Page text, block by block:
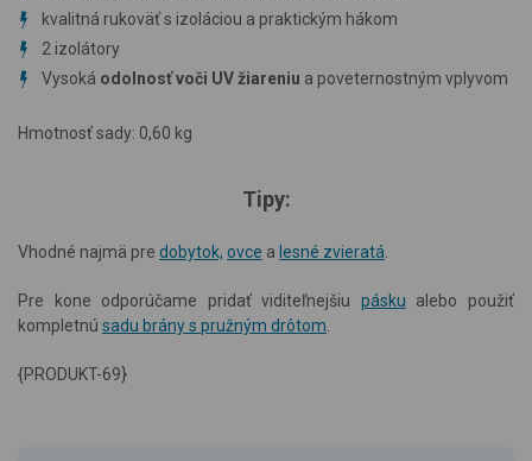
kvalitná rukoväť s izoláciou a praktickým hákom
2 izolátory
Vysoká odolnosť voči UV žiareniu a poveternostným vplyvom
Hmotnosť sady: 0,60 kg
Tipy:
Vhodné najmä pre dobytok, ovce a lesné zvieratá
Pre kone odporúčame pridať viditeľnejšiu pásku alebo použiť
kompletnú sadu brány s pružným drôtom
{PRODUKT-69}